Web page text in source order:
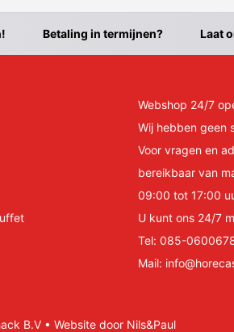
Betaling in termijnen? Laat
Webshop 24/7
Wij hebben geen
Voor vragen en
bereikbaar van
09:00 tot 17:00
U kunt ons 24/7
Tel: 085-
Mail:
B.V • Website door Nils&Paul